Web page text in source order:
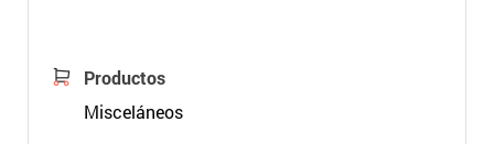
Productos
Misceláneos